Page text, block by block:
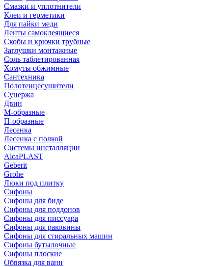
Смазки и уплотнители
Клеи и герметики
Для пайки меди
Ленты самоклеящиеся
Скобы и крючки трубные
Заглушки монтажные
Соль таблетированная
Хомуты обжимные
Сантехника
Полотенцесушители
Сунержа
Двин
М-образные
П-образные
Лесенка
Лесенка с полкой
Системы инсталляции
AlcaPLAST
Geberit
Grohe
Люки под плитку
Сифоны
Сифoны для биде
Сифoны для поддонов
Сифoны для писсуара
Сифоны для раковины
Сифоны для стиральных машин
Сифоны бутылочные
Сифоны плоские
Обвязка для ванн